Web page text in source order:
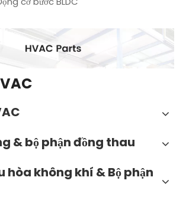
& bộ phận đồng thau
hòa không khí & Bộ phận